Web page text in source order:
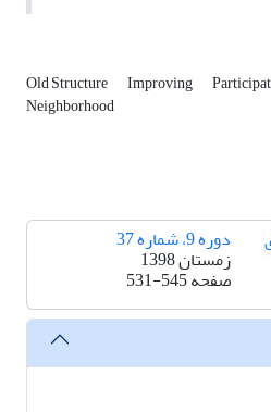
Old Structure Improving
Neighborhood
دوره 9، شماره 37
زمستان 1398
صفحه531-545